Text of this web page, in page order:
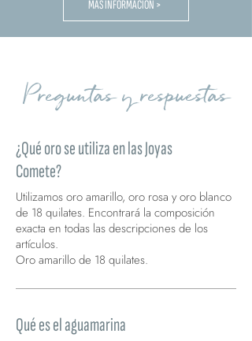
MÁS INFORMACIÓN >
Preguntas y respuestas
¿Qué oro se utiliza en las Joyas
Comete?
Utilizamos oro amarillo, oro rosa y oro blanco
de 18 quilates. Encontrará la composición
exacta en todas las descripciones de los
artículos.
Oro amarillo de 18 quilates.
Qué es el aguamarina